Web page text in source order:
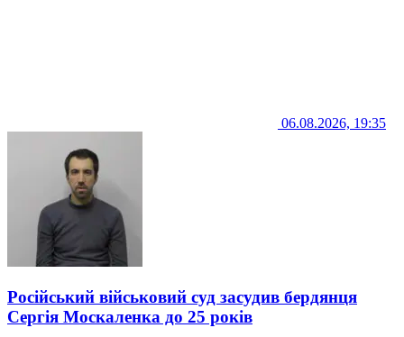
06.08.2026, 19:35
Російський військовий суд засудив бердянця
Сергія Москаленка до 25 років